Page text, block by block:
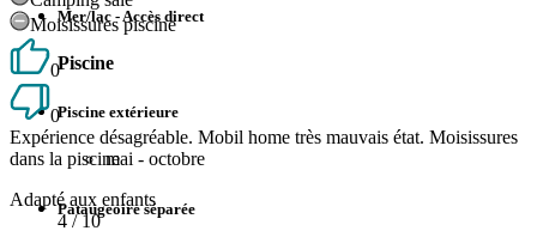
Mer/lac - Accès direct
Piscine
Piscine extérieure
mai - octobre
Pataugeoire séparée
Moisissures piscine
0
0
Expérience désagréable. Mobil home très mauvais état. Moisissures
dans la piscine
Adapté aux enfants
4/ 10